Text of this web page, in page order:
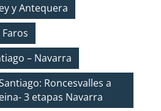
y Antequera
– Navarra
Roncesvalles a
3 etapas Navarra